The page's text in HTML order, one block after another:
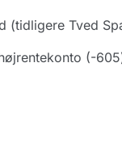
(tidligere Tved
(-